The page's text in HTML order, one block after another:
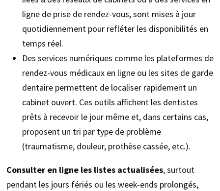
ligne de prise de rendez-vous, sont mises à jour
quotidiennement pour refléter les disponibilités en
temps réel.
Des services numériques comme les plateformes de
rendez-vous médicaux en ligne ou les sites de garde
dentaire permettent de localiser rapidement un
cabinet ouvert. Ces outils affichent les dentistes
prêts à recevoir le jour même et, dans certains cas,
proposent un tri par type de problème
(traumatisme, douleur, prothèse cassée, etc.).
Consulter en ligne les listes actualisées, surtout
pendant les jours fériés ou les week-ends prolongés,